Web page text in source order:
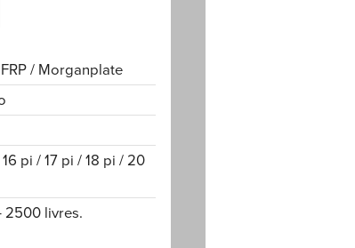
/ Morganplate
pi / 17 pi / 18 pi / 20
2500 livres.